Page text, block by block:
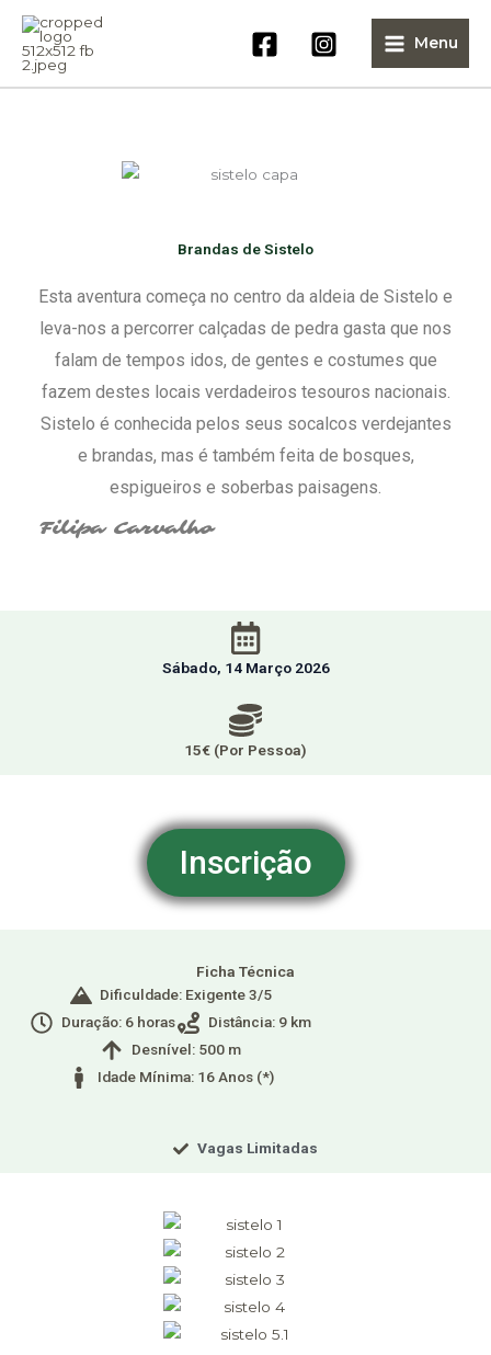
Skip
content
Menu
Brandas de Sistelo
Esta aventura começa no centro da aldeia de Sistelo e
leva-nos a percorrer calçadas de pedra gasta que nos
falam de tempos idos, de gentes e costumes que
fazem destes locais verdadeiros tesouros nacionais.
Sistelo é conhecida pelos seus socalcos verdejantes
e brandas, mas é também feita de bosques,
espigueiros e soberbas paisagens.
Filipa Carvalho
Sábado, 14 Março 2026
15€ (Por Pessoa)
Inscrição
Ficha Técnica
Dificuldade: Exigente 3/5
Duração: 6 horas
Distância: 9 km
Desnível: 500 m
Idade Mínima: 16 Anos (*)
Vagas Limitadas